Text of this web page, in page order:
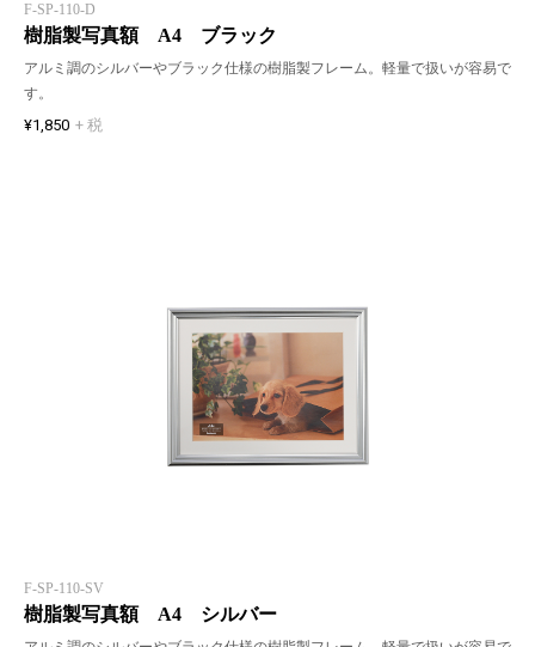
F-SP-110-D
樹脂製写真額 A4 ブラック
アルミ調のシルバーやブラック仕様の樹脂製フレーム。軽量で扱いが容易で
す。
¥1,850 + 税
F-SP-110-SV
樹脂製写真額 A4 シルバー